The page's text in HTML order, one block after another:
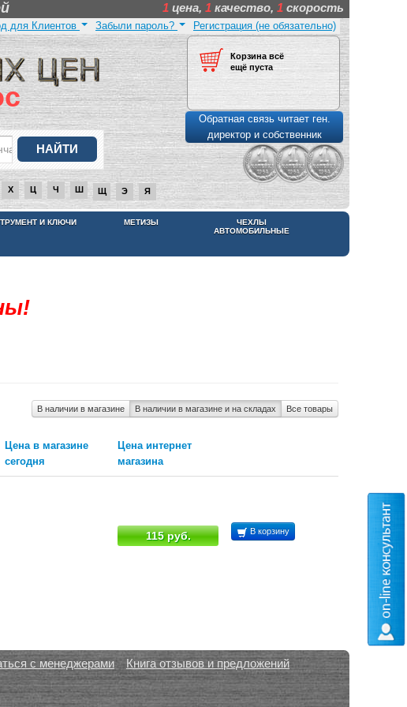
1 цена, 1 качество, 1 скорость
Регистрация (не обязательно)
Забыли пароль?
для Клиентов
Корзина всё
ещё пуста
Обратная связь читает ген.
директор и собственник
Х Ц Ч Ш Щ Э Я
И КЛЮЧИ МЕТИЗЫ
ЧЕХЛЫ
АВТОМОБИЛЬНЫЕ
В наличии в магазине В наличии в магазине и на складах Все товары
Цена в магазине
сегодня
Цена интернет
магазина
115 руб. В корзину
с менеджерами
Книга отзывов и предложений